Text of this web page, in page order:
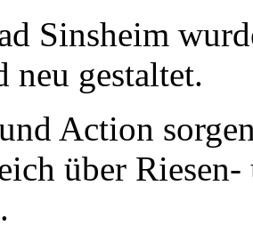
Sinsheim
neu gestaltet.
Action
über